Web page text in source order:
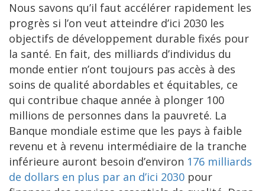
Nous savons qu’il faut accélérer rapidement les
progrès si l’on veut atteindre d’ici 2030 les
objectifs de développement durable fixés pour
la santé. En fait, des milliards d’individus du
monde entier n’ont toujours pas accès à des
soins de qualité abordables et équitables, ce
qui contribue chaque année à plonger 100
millions de personnes dans la pauvreté. La
Banque mondiale estime que les pays à faible
revenu et à revenu intermédiaire de la tranche
inférieure auront besoin d’environ 176 milliards
de dollars en plus par an d’ici 2030 pour